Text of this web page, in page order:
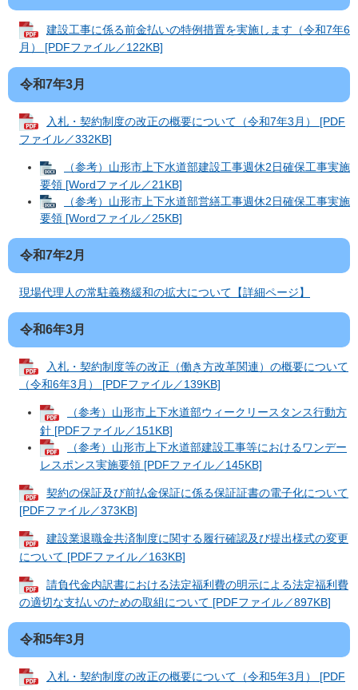
建設工事に係る前金払いの特例措置を実施します（令和7年6
月） [PDFファイル／122KB]
令和7年3月
入札・契約制度の改正の概要について（令和7年3月） [PDF
ファイル／332KB]
（参考）山形市上下水道部建設工事週休2日確保工事実施
要領 [Wordファイル／21KB]
（参考）山形市上下水道部営繕工事週休2日確保工事実施
要領 [Wordファイル／25KB]
令和7年2月
現場代理人の常駐義務緩和の拡大について【詳細ページ】
令和6年3月
入札・契約制度等の改正（働き方改革関連）の概要について
（令和6年3月） [PDFファイル／139KB]
（参考）山形市上下水道部ウィークリースタンス行動方
針 [PDFファイル／151KB]
（参考）山形市上下水道部建設工事等におけるワンデー
レスポンス実施要領 [PDFファイル／145KB]
契約の保証及び前払金保証に係る保証証書の電子化について
[PDFファイル／373KB]
建設業退職金共済制度に関する履行確認及び提出様式の変更
について [PDFファイル／163KB]
請負代金内訳書における法定福利費の明示による法定福利費
の適切な支払いのための取組について [PDFファイル／897KB]
令和5年3月
入札・契約制度の改正の概要について（令和5年3月） [PDF